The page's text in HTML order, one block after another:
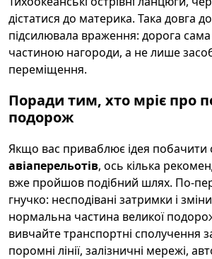
дістатися до материка. Така довга
підсилювала враження: дорога сама
частиною нагороди, а не лише
переміщення.
Поради тим, хто мріє про
подорож
Якщо вас приваблює ідея побачити
авіаперельотів, ось кілька
вже пройшов подібний шлях. По-
гнучко: несподівані затримки і
нормальна частина великої
вивчайте транспортні сполучення
поромні лінії, залізничні мережі,